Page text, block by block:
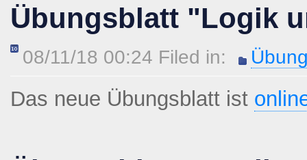
Übungsblatt "Logik
08/11/18 00:24 Filed in:
Das neue Übungsblatt ist